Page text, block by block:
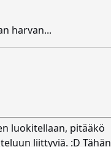
harvan...
luokitellaan, pitääkö
liittyviä. :D Tähän